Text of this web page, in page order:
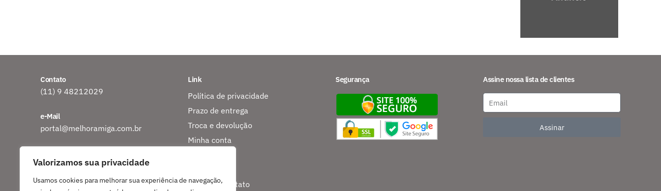
Valorizamos sua privacidade
Usamos cookies para melhorar sua experiência de navegação,
Contato
(11) 9 48212029
e-Mail
portal@melhoramiga.com.br
CEP 06807-440
Link
Política de privacidade
Prazo de entrega
Troca e devolução
Minha conta
Entre em contato
Segurança Assine nossa lista de clientes
Assinar